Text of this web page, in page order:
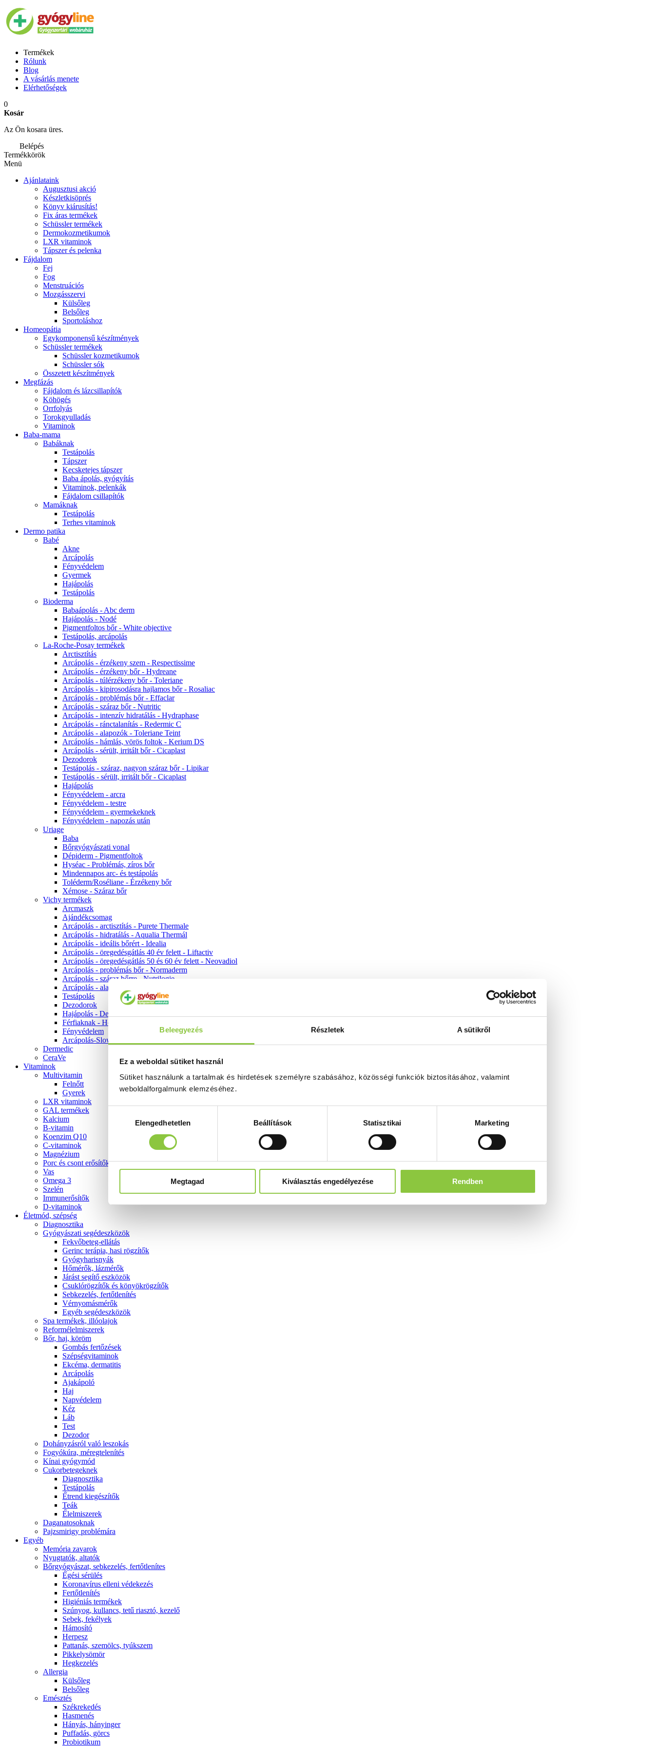
Beleegyezés Részletek A sütikről
Ez a weboldal sütiket használ
Sütiket használunk a tartalmak és hirdetések személyre szabásához, közösségi funkciók biztosításához, valamint
weboldalforgalmunk elemzéséhez.
kiválasztásaElengedhetetlen Beállítások Statisztikai Marketing
Megtagad Kiválasztás engedélyezése Rendben
Termékek
Rólunk
Blog
A vásárlás menete
Elérhetőségek
0
Kosár
Az Ön kosara üres.
Belépés
Termékkörök
Menü
Ajánlataink
Augusztusi akció
Készletkisöprés
Könyv kiárusítás!
Fix áras termékek
Schüssler termékek
Dermokozmetikumok
LXR vitaminok
Tápszer és pelenka
Fájdalom
Fej
Fog
Menstruációs
Mozgásszervi
Külsőleg
Belsőleg
Sportoláshoz
Homeopátia
Egykomponensű készítmények
Schüssler termékek
Schüssler kozmetikumok
Schüssler sók
Összetett készítmények
Megfázás
Fájdalom és lázcsillapítók
Köhögés
Orrfolyás
Torokgyulladás
Vitaminok
Baba-mama
Babáknak
Testápolás
Tápszer
Kecsketejes tápszer
Baba ápolás, gyógyítás
Vitaminok, pelenkák
Fájdalom csillapítók
Mamáknak
Testápolás
Terhes vitaminok
Dermo patika
Babé
Akne
Arcápolás
Fényvédelem
Gyermek
Hajápolás
Testápolás
Bioderma
Babaápolás - Abc derm
Hajápolás - Nodé
Pigmentfoltos bőr - White objective
Testápolás, arcápolás
La-Roche-Posay termékek
Arctisztítás
Arcápolás - érzékeny szem - Respectissime
Arcápolás - érzékeny bőr - Hydreane
Arcápolás - túlérzékeny bőr - Toleriane
Arcápolás - kipirosodásra hajlamos bőr - Rosaliac
Arcápolás - problémás bőr - Effaclar
Arcápolás - száraz bőr - Nutritic
Arcápolás - intenzív hidratálás - Hydraphase
Arcápolás - ránctalanítás - Redermic C
Arcápolás - alapozók - Toleriane Teint
Arcápolás - hámlás, vörös foltok - Kerium DS
Arcápolás - sérült, irritált bőr - Cicaplast
Dezodorok
Testápolás - száraz, nagyon száraz bőr - Lipikar
Testápolás - sérült, irritált bőr - Cicaplast
Hajápolás
Fényvédelem - arcra
Fényvédelem - testre
Fényvédelem - gyermekeknek
Fényvédelem - napozás után
Uriage
Baba
Bőrgyógyászati vonal
Dépiderm - Pigmentfoltok
Hyséac - Problémás, zíros bőr
Mindennapos arc- és testápolás
Toléderm/Roséliane - Érzékeny bőr
Xémose - Száraz bőr
Vichy termékek
Arcmaszk
Ajándékcsomag
Arcápolás - arctisztítás - Purete Thermale
Arcápolás - hidratálás - Aqualia Thermál
Arcápolás - ideális bőrért - Idealia
Arcápolás - öregedésgátlás 40 év felett - Liftactiv
Arcápolás - öregedésgátlás 50 és 60 év felett - Neovadiol
Arcápolás - problémás bőr - Normaderm
Arcápolás - száraz bőrre - Nutrilogie
Arcápolás - alapozók
Testápolás
Dezodorok
Hajápolás - Dercos
Férfiaknak - Homme
Fényvédelem
Arcápolás-Slow Age
Dermedic
CeraVe
Vitaminok
Multivitamin
Felnőtt
Gyerek
LXR vitaminok
GAL termékek
Kalcium
B-vitamin
Koenzim Q10
C-vitaminok
Magnézium
Porc és csont erősítők
Vas
Omega 3
Szelén
Immunerősítők
D-vitaminok
Életmód, szépség
Diagnosztika
Gyógyászati segédeszközök
Fekvőbeteg-ellátás
Gerinc terápia, hasi rögzítők
Gyógyharisnyák
Hőmérők, lázmérők
Járást segítő eszközök
Csuklórögzítők és könyökrögzítők
Sebkezelés, fertőtlenítés
Vérnyomásmérők
Egyéb segédeszközök
Spa termékek, illóolajok
Reformélelmiszerek
Bőr, haj, köröm
Gombás fertőzések
Szépségvitaminok
Ekcéma, dermatitis
Arcápolás
Ajakápoló
Haj
Napvédelem
Kéz
Láb
Test
Dezodor
Dohányzásról való leszokás
Fogyókúra, méregtelenítés
Kínai gyógymód
Cukorbetegeknek
Diagnosztika
Testápolás
É́trend kiegészítők
Teák
É́lelmiszerek
Daganatosoknak
Pajzsmirigy problémára
Egyéb
Memória zavarok
Nyugtatók, altatók
Bőrgyógyászat, sebkezelés, fertőtlenítes
É́gési sérülés
Koronavírus elleni védekezés
Fertőtlenítés
Higiéniás termékek
Szúnyog, kullancs, tetű riasztó, kezelő
Sebek, fekélyek
Hámosító
Herpesz
Pattanás, szemölcs, tyúkszem
Pikkelysömör
Hegkezelés
Allergia
Külsőleg
Belsőleg
Emésztés
Székrekedés
Hasmenés
Hányás, hányinger
Puffadás, görcs
Probiotikum